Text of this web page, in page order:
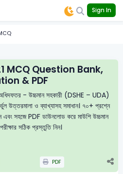
Sign In
MCQ Question Bank,
& PDF
অধিদফতর - উচ্চমান সহকারী (DSHE – UDA)
উত্তরমালা ও ব্যাখ্যাসহ সমাধান। ৭০+ প্রশ্নে
এবং সহজে PDF ডাউনলোড করে মাউশি উচ্চমান
সঠিক প্রস্তুতি নিন।
PDF